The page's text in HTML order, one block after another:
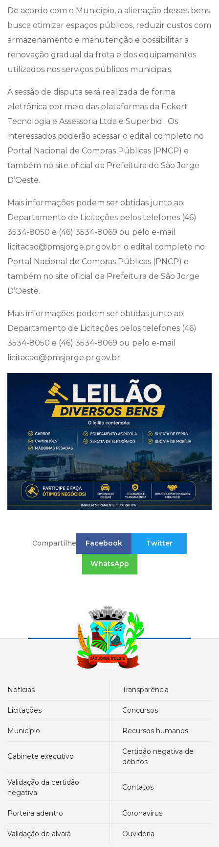
De acordo com o Município, a alienação desses bens
busca otimizar espaços públicos, reduzir custos com
armazenamento e manutenção e possibilitar a
renovação gradual da frota e dos equipamentos
utilizados nos serviços públicos municipais.
A sessão de disputa será realizada de forma
eletrônica por meio das plataformas da Eckert
Tecnologia e Assessoria Ltda e Superbid . Os
interessados poderão acessar o edital completo no
Portal Nacional de Compras Públicas (PNCP) e
também no site oficial da Prefeitura de São Jorge
D’Oeste.
Mais informações podem ser obtidas junto ao
Departamento de Licitações pelos telefones (46)
3534-8050 e (46) 3534-8069 ou pelo e-mail
licitacao@pmsjorge.pr.gov.br. o edital completo no
Portal Nacional de Compras Públicas (PNCP) e
também no site oficial da Prefeitura de São Jorge
D’Oeste.
Mais informações podem ser obtidas junto ao
Departamento de Licitações pelos telefones (46)
3534-8050 e (46) 3534-8069 ou pelo e-mail
licitacao@pmsjorge.pr.gov.br.
Compartilhe Facebook Twitter
WhatsApp
notícias transparência
licitações concursos
município recursos humanos
gabinete executivo
certidão negativa de
débitos
validação da certidão
negativa
contatos
porteira adentro coronavírus
validação de alvará ouvidoria